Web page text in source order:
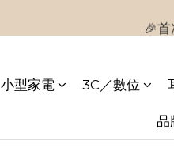
🎉
🎉
🎉即
🎉首
小型家電 3C／數位
品